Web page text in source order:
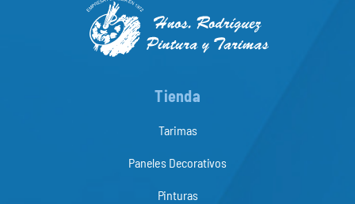
Tienda
Tarimas
Paneles Decorativos
Pinturas